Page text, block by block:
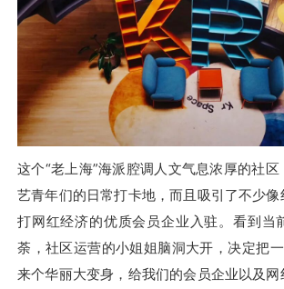
这个“老上海”海派腔调人文气息浓厚的社
艺青年们的日常打卡地，而且吸引了不少
打网红经济的优质会员企业入驻。 看到当
荼，社区运营的小姐姐脑洞大开，决定把
来个华丽大变身，给我们的会员企业以及